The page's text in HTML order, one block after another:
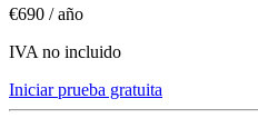
€690 / año
IVA no incluido
Iniciar prueba gratuita